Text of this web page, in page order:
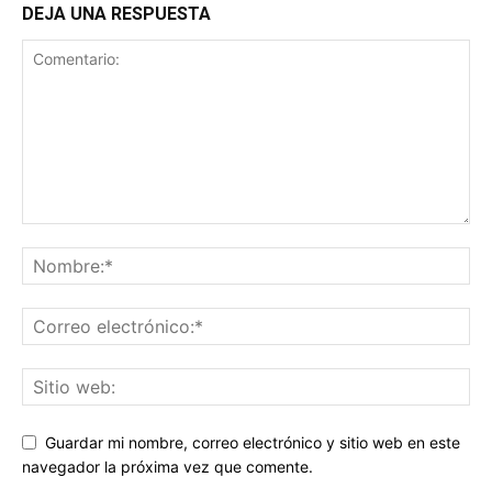
DEJA UNA RESPUESTA
Guardar mi nombre, correo electrónico y sitio web en este
navegador la próxima vez que comente.